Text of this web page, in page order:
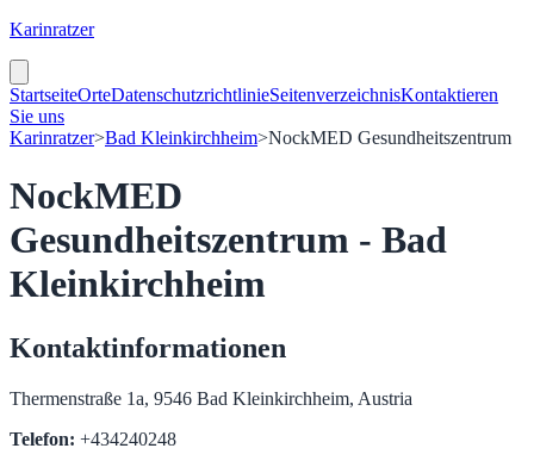
Karinratzer
StartseiteOrteDatenschutzrichtlinieSeitenverzeichnisKontaktieren
Sie uns
Karinratzer>Bad Kleinkirchheim>NockMED Gesundheitszentrum
NockMED
Gesundheitszentrum - Bad
Kleinkirchheim
Kontaktinformationen
Thermenstraße 1a, 9546 Bad Kleinkirchheim, Austria
Telefon: +434240248